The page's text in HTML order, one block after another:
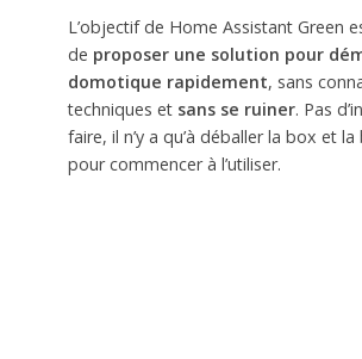
L’objectif de Home Assistant Green
de proposer une solution pour
domotique rapidement, sans
techniques et sans se ruiner. Pas
faire, il n’y a qu’à déballer la box et la
pour commencer à l’utiliser.